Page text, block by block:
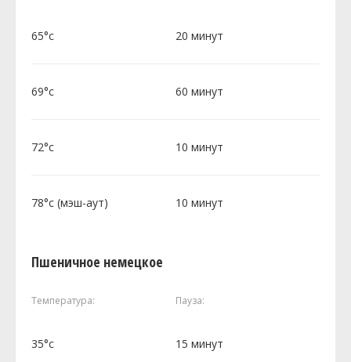
65°c 20 минут
69°c 60 минут
72°c 10 минут
78°c (мэш-аут) 10 минут
Пшеничное немецкое
Температура: Пауза:
35°c 15 минут